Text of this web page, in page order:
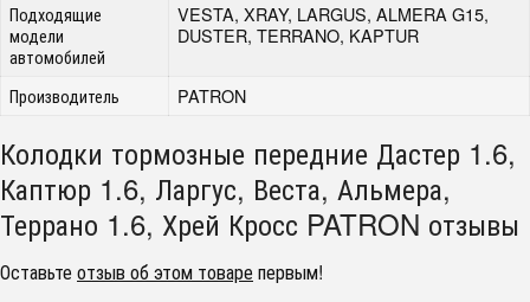
Подходящие
модели
автомобилей
VESTA, XRAY, LARGUS, ALMERA G15,
DUSTER, TERRANO, KAPTUR
Производитель PATRON
Колодки тормозные передние Дастер 1.6,
Каптюр 1.6, Ларгус, Веста, Альмера,
Террано 1.6, Хрей Кросс PATRON отзывы
Оставьтеотзыв об этом товарепервым!